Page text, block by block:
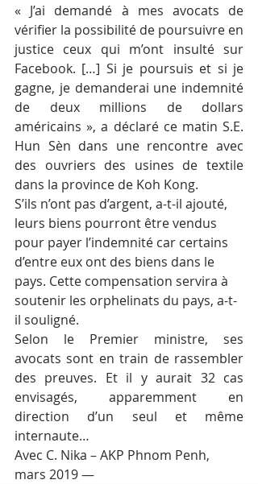
« J’ai demandé à mes avocats de
vérifier la possibilité de poursuivre en
justice ceux qui m’ont insulté sur
Facebook. […] Si je poursuis et si je
gagne, je demanderai une indemnité
de deux millions de dollars
américains », a déclaré ce matin S.E.
Hun Sèn dans une rencontre avec
des ouvriers des usines de textile
dans la province de Koh Kong.
S’ils n’ont pas d’argent, a-t-il ajouté,
leurs biens pourront être vendus
pour payer l’indemnité car certains
d’entre eux ont des biens dans le
pays. Cette compensation servira à
soutenir les orphelinats du pays, a-t-
il souligné.
Selon le Premier ministre, ses
avocats sont en train de rassembler
des preuves. Et il y aurait 32 cas
envisagés, apparemment en
direction d’un seul et même
internaute…
Avec C. Nika – AKP Phnom Penh,
mars 2019 —